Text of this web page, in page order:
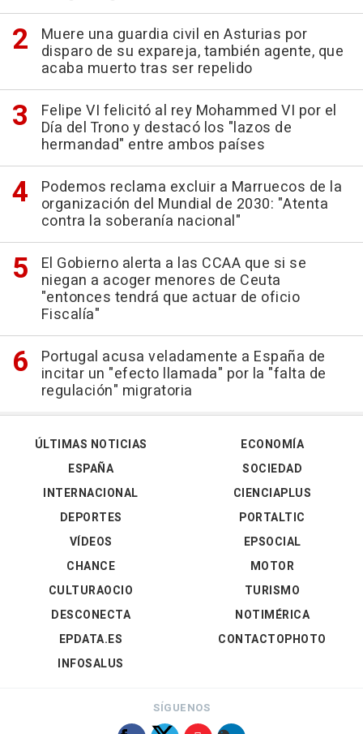
Muere una guardia civil en Asturias por
disparo de su expareja, también agente, que
acaba muerto tras ser repelido
Felipe VI felicitó al rey Mohammed VI por el
Día del Trono y destacó los "lazos de
hermandad" entre ambos países
Podemos reclama excluir a Marruecos de la
organización del Mundial de 2030: "Atenta
contra la soberanía nacional"
El Gobierno alerta a las CCAA que si se
niegan a acoger menores de Ceuta
"entonces tendrá que actuar de oficio
Fiscalía"
Portugal acusa veladamente a España de
incitar un "efecto llamada" por la "falta de
regulación" migratoria
ÚLTIMAS NOTICIAS
ESPAÑA
INTERNACIONAL
DEPORTES
VÍDEOS
ECONOMÍA
SOCIEDAD
CIENCIAPLUS
PORTALTIC
EPSOCIAL
CHANCE
CULTURAOCIO
DESCONECTA
EPDATA.ES
INFOSALUS
MOTOR
TURISMO
NOTIMÉRICA
CONTACTOPHOTO
SÍGUENOS